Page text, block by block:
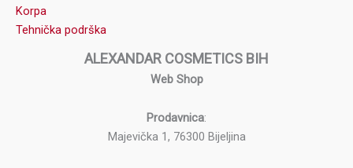
Korpa
Tehnička podrška
ALEXANDAR COSMETICS BIH
Web Shop
Prodavnica:
Majevička 1, 76300 Bijeljina